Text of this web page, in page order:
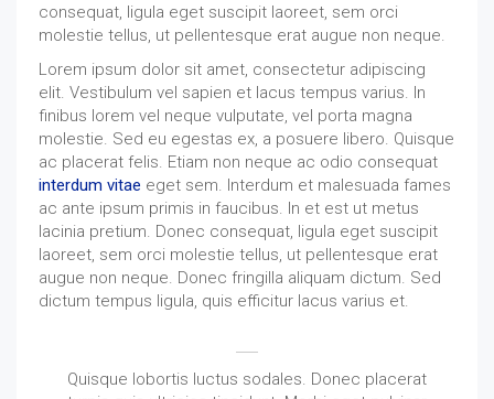
consequat, ligula eget suscipit laoreet, sem orci
molestie tellus, ut pellentesque erat augue non neque.
Lorem ipsum dolor sit amet, consectetur adipiscing
elit. Vestibulum vel sapien et lacus tempus varius. In
finibus lorem vel neque vulputate, vel porta magna
molestie. Sed eu egestas ex, a posuere libero. Quisque
ac placerat felis. Etiam non neque ac odio consequat
interdum vitae eget sem. Interdum et malesuada fames
ac ante ipsum primis in faucibus. In et est ut metus
lacinia pretium. Donec consequat, ligula eget suscipit
laoreet, sem orci molestie tellus, ut pellentesque erat
augue non neque. Donec fringilla aliquam dictum. Sed
dictum tempus ligula, quis efficitur lacus varius et.
Quisque lobortis luctus sodales. Donec placerat